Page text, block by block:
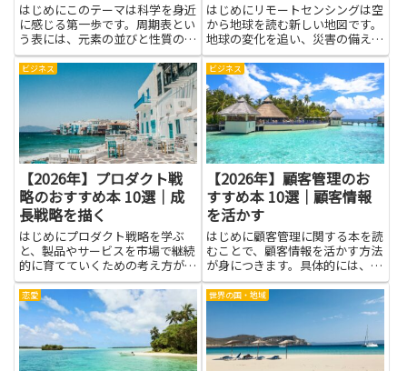
はじめにこのテーマは科学を身近
に感じる第一歩です。周期表とい
う表には、元素の並びと性質の関
係が分かりやすく整理されていま
す。図や記号を見比べると、物の
作られ方や変化のしくみが見えや
すくなり、授業の理解も深まりま
す。身の回りの材料がどんな元
素...
はじめにリモートセンシングは空
から地球を読む新しい地図です。
地球の変化を追い、災害の備えや
自然環境の保全、都市の計画に役
立つ道具として、使い方を学ぶと
日常の判断にも活かせます。本記
事では衛星画像を読み解く力を育
てる本を紹介しますが、理解で
き...
ビジネス
【2026年】プロダクト戦
略のおすすめ本 10選｜成
長戦略を描く
はじめにプロダクト戦略を学ぶ
と、製品やサービスを市場で継続
的に育てていくための考え方が身
につきます。本記事で紹介する本
は、顧客理解の深め方、価値仮説
の立て方、優先順位の決め方、実
行計画の描き方など、実務で役立
つ視点を整理する手助けになりま
す...
ビジネス
【2026年】顧客管理のお
すすめ本 10選｜顧客情報
を活かす
はじめに顧客管理に関する本を読
むことで、顧客情報を活かす方法
が身につきます。具体的には、顧
客の購買履歴や問い合わせ履歴を
整理して、適切なタイミングで適
切な対応ができるようになりま
す。その結果、顧客満足度の向上
やリピート率の改善、営業やマー
ケ...
恋愛 世界の国・地域